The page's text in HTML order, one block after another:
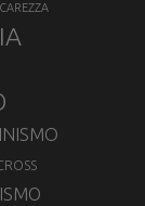
CAREZZA